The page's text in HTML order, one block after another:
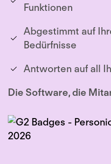
Funktionen
Abgestimmt auf
Bedürfnisse
Antworten auf all
Die Software, die